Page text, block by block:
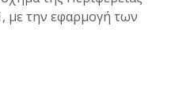
με την εφαρμογή των